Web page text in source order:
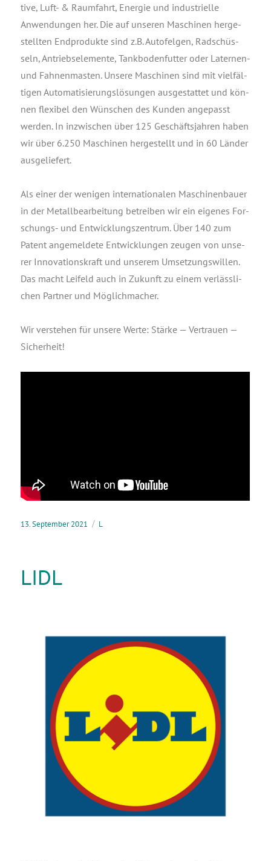
ti­ve, Luft- & Raum­fahrt, Ener­gie und indus­tri­el­le
Anwen­dun­gen her. Die auf unse­ren Maschi­nen her­ge­
stell­ten End­pro­duk­te sind z.B. Auto­fel­gen, Rad­schüs­
seln, Antriebs­ele­men­te, Tank­bo­den­fut­ter oder Later­nen-
und Fah­nen­mas­ten. Unse­re Maschi­nen sind mit viel­fäl­
ti­gen Auto­ma­ti­sie­rungs­lö­sun­gen aus­ge­stat­tet und kön­
nen fle­xi­bel den Wün­schen des Kun­den ange­passt
wer­den. In inzwi­schen über 125 Geschäfts­jah­ren haben
wir über 6.250 Maschi­nen her­ge­stellt und in 60 Län­der
ausgeliefert.
Als einer der weni­gen inter­na­tio­na­len Maschi­nen­bau­er
in der Metall­be­ar­bei­tung betrei­ben wir ein eige­nes For­
schungs- und Ent­wick­lungs­zen­trum. Über 140 zum
Patent ange­mel­de­te Ent­wick­lun­gen zeu­gen von unse­
rer Inno­va­ti­ons­kraft und unse­rem Umset­zungs­wil­len.
Das macht Lei­feld auch in Zukunft zu einem ver­läss­li­
chen Part­ner und Möglichmacher.
Wir ver­ste­hen für unse­re Wer­te: Stär­ke — Ver­trau­en —
Sicherheit!
13. September 2021 L
LIDL